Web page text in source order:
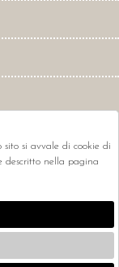
si avvale di cookie di
descritto nella pagina